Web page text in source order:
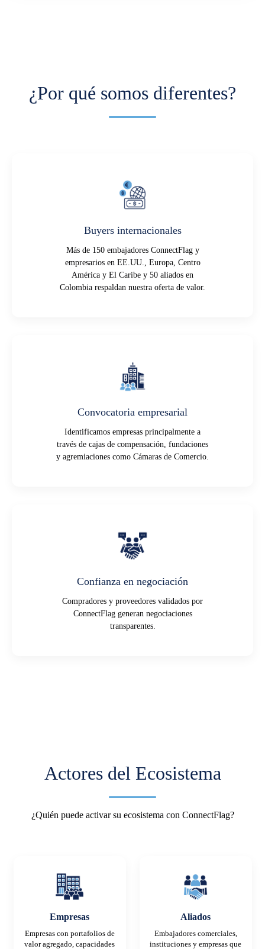
¿Por qué somos diferentes?
Buyers internacionales
Más de 150 embajadores ConnectFlag y
empresarios en EE.UU., Europa, Centro
América y El Caribe y 50 aliados en
Colombia respaldan nuestra oferta de valor.
Convocatoria empresarial
Identificamos empresas principalmente a
través de cajas de compensación, fundaciones
y agremiaciones como Cámaras de Comercio.
Confianza en negociación
Compradores y proveedores validados por
ConnectFlag generan negociaciones
transparentes.
Actores del Ecosistema
¿Quién puede activar su ecosistema con ConnectFlag?
Empresas
Empresas con portafolios de
valor agregado, capacidades
Aliados
Embajadores comerciales,
instituciones y empresas que